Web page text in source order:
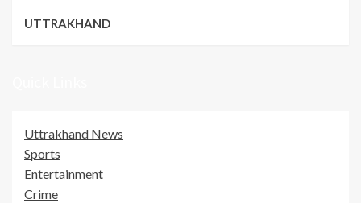
UTTRAKHAND
Uttrakhand News
Sports
Entertainment
Crime